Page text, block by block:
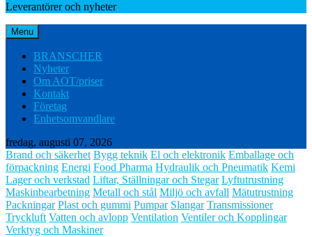
Leverantörer och nyheter
Menu
BRANSCHER
Nyheter
Om AOT/priser
Kontakt
Företag
Enhetsomvandlare
fredag, augusti 07, 2026
Brand och säkerhet Bygg teknik El och elektronik Emballage och
förpackning Energi Food Pharma Hydraulik och Pneumatik Kemi
Lager och verkstad Liftar, Ställningar och Stegar Lyftutrustning
Maskinbearbetning Metall och stål Miljö och avfall Mätutrustning
Packningar Plast och gummi Pumpar Slangar Transmissioner
Tryckluft Vatten och avlopp Ventilation Ventiler och Kopplingar
Verktyg och Maskiner